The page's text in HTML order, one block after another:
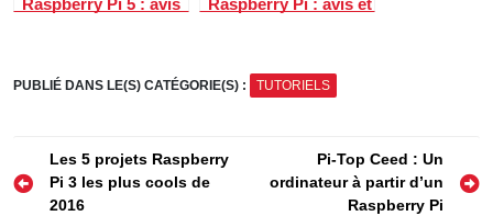
Raspberry Pi 5 : avis
Raspberry Pi : avis et
serveur
PUBLIÉ DANS LE(S) CATÉGORIE(S) : TUTORIELS
Navigation
de
Les 5 projets Raspberry
Pi 3 les plus cools de
2016
Pi-Top Ceed : Un
ordinateur à partir d’un
Raspberry Pi